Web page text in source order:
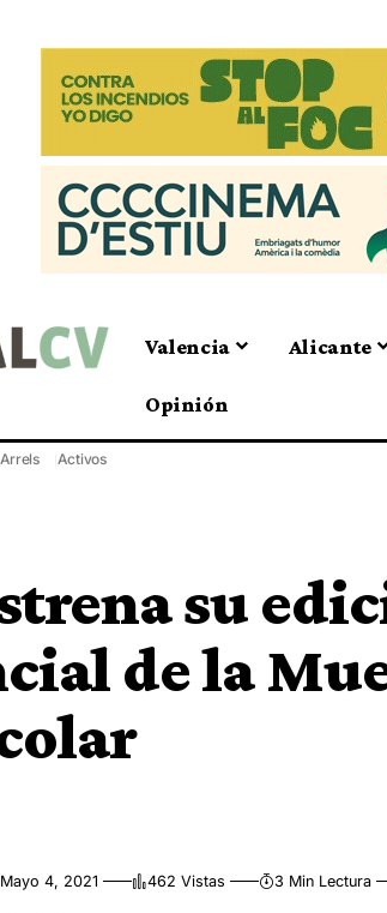
Valencia Alicante
Opinión
Arrels Activos
su
de la
4, 2021 462 Vistas 3 Min Lectura